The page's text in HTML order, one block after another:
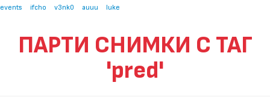
events
ifcho v3nk0 auuu luke
ПАРТИ СНИМКИ С ТАГ
'pred'